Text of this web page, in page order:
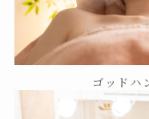
ゴッドハ